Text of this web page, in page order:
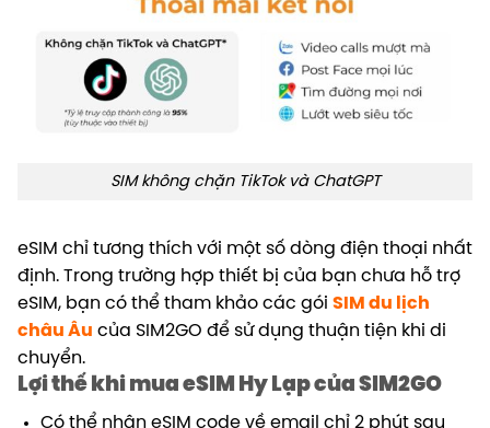
SIM không chặn TikTok và ChatGPT
eSIM chỉ tương thích với một số dòng điện thoại nhất
định. Trong trường hợp thiết bị của bạn chưa hỗ trợ
eSIM, bạn có thể tham khảo các gói SIM du lịch
châu Âu của SIM2GO để sử dụng thuận tiện khi di
chuyển.
Lợi thế khi mua eSIM Hy Lạp của SIM2GO
Có thể nhận eSIM code về email chỉ 2 phút sau